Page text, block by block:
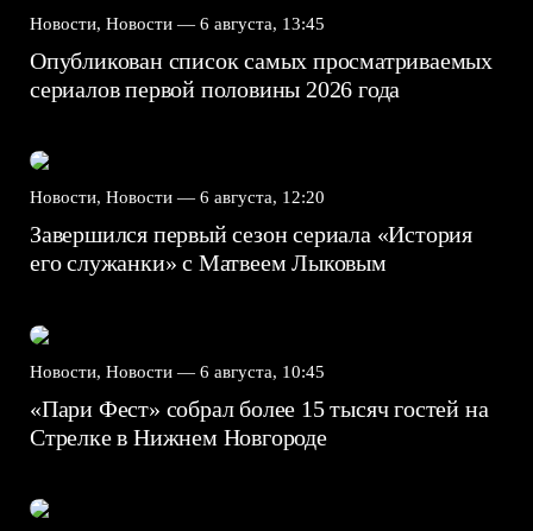
Новости, Новости — 6 августа, 13:45
Опубликован список самых просматриваемых
сериалов первой половины 2026 года
Новости, Новости — 6 августа, 12:20
Завершился первый сезон сериала «История
его служанки» с Матвеем Лыковым
Новости, Новости — 6 августа, 10:45
«Пари Фест» собрал более 15 тысяч гостей на
Стрелке в Нижнем Новгороде